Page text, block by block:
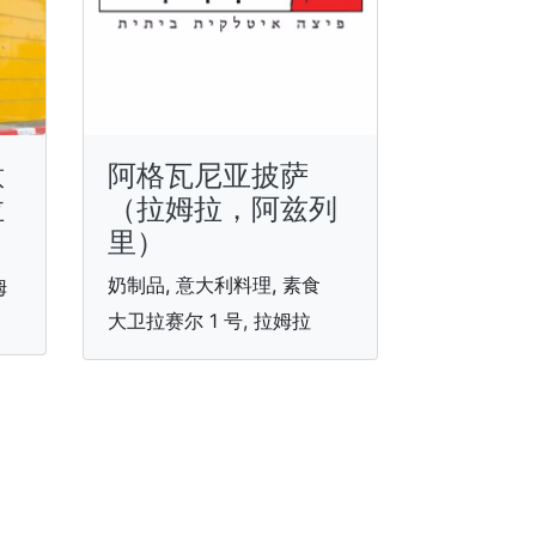
阿格瓦尼亚披萨
（拉姆拉，阿兹列
里）
奶制品, 意大利料理, 素食
大卫拉赛尔 1 号, 拉姆拉